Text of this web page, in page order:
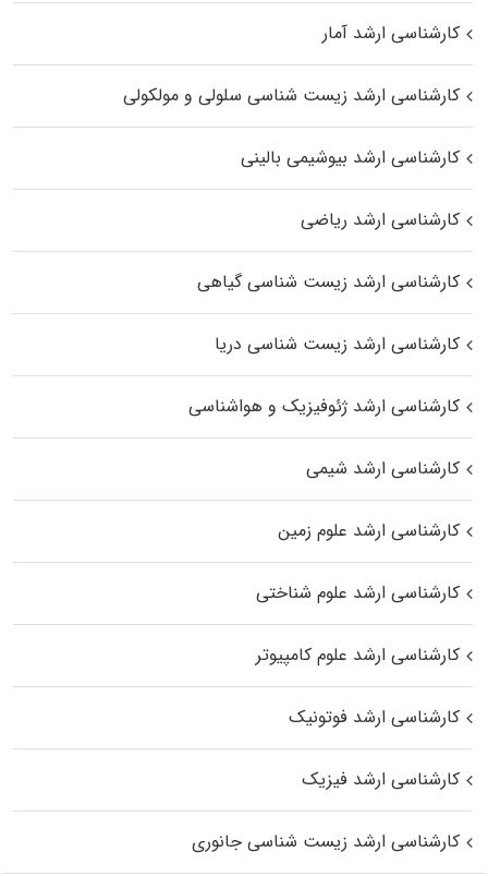
کارشناسی ارشد آمار
کارشناسی ارشد زیست شناسی سلولی و مولکولی
کارشناسی ارشد بیوشیمی بالینی
کارشناسی ارشد ریاضی
کارشناسی ارشد زیست‌ شناسی گیاهی
کارشناسی ارشد زیست‌ شناسی دریا
کارشناسی ارشد ژئوفیزیک و هواشناسی
کارشناسی ارشد شیمی
کارشناسی ارشد علوم زمین
کارشناسی ارشد علوم شناختی
کارشناسی ارشد علوم کامپیوتر
کارشناسی ارشد فوتونیک
کارشناسی ارشد فیزیک
کارشناسی ارشد زیست‌ شناسی جانوری